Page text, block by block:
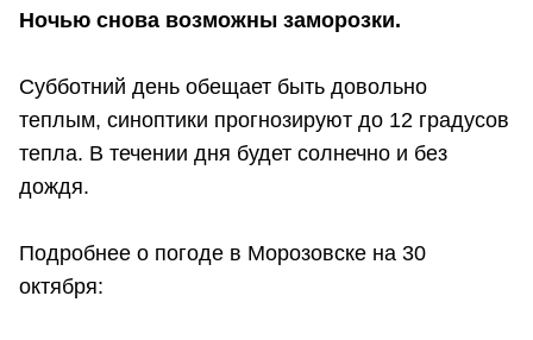
Ночью снова возможны заморозки.
Субботний день обещает быть довольно
теплым, синоптики прогнозируют до 12 градусов
тепла. В течении дня будет солнечно и без
дождя.
Подробнее о погоде в Морозовске на 30
октября: